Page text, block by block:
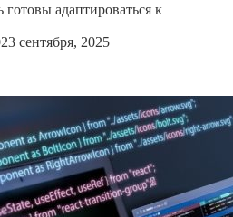
адаптироваться к
23 сентября, 2025